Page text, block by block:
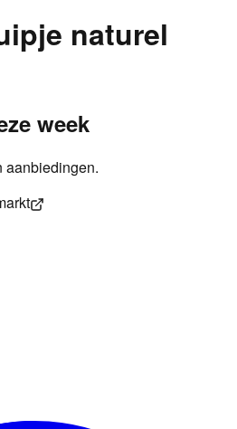
naturel
week
aanbiedingen.